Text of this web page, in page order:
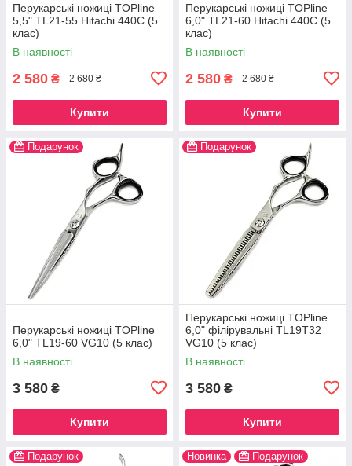
Перукарські ножиці TOPline
5,5" TL21-55 Hitachi 440C (5
клас)
В наявності
2 580 ₴ 2 680 ₴
Купити
Перукарські ножиці TOPline
6,0" TL21-60 Hitachi 440C (5
клас)
В наявності
2 580 ₴ 2 680 ₴
Купити
Подарунок
Перукарські ножиці TOPline
6,0" TL19-60 VG10 (5 клас)
В наявності
3 580 ₴
Купити
Подарунок
Перукарські ножиці TOPline
6,0" філірувальні TL19T32
VG10 (5 клас)
В наявності
3 580 ₴
Купити
Подарунок Новинка Подарунок